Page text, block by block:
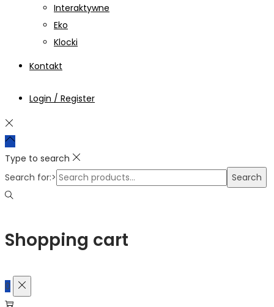
Interaktywne
Eko
Klocki
Kontakt
Login / Register
Type to search
Search for:>
Search
Shopping cart
0